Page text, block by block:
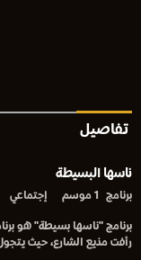
تفاصيل
ناسها البسيطة
برنامج 1 موسم إجتماعي
برنامج "ناسها بسيطة" هو
رأفت مذيع الشارع، حيث